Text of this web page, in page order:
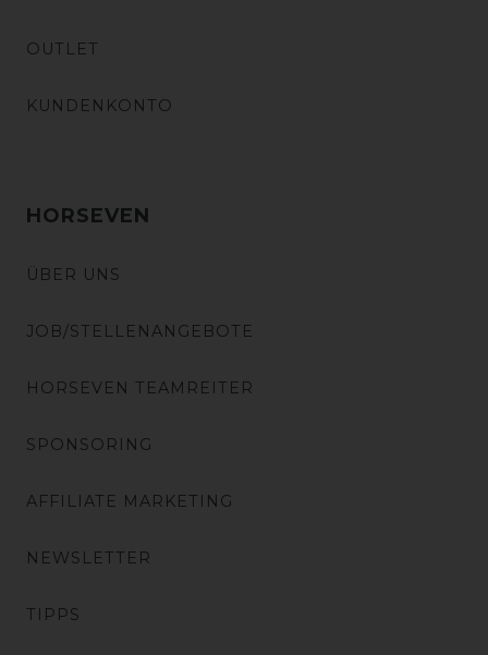
OUTLET
KUNDENKONTO
HORSEVEN
ÜBER UNS
JOB/STELLENANGEBOTE
HORSEVEN TEAMREITER
SPONSORING
AFFILIATE MARKETING
NEWSLETTER
TIPPS